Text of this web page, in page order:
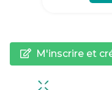
M'inscrire et